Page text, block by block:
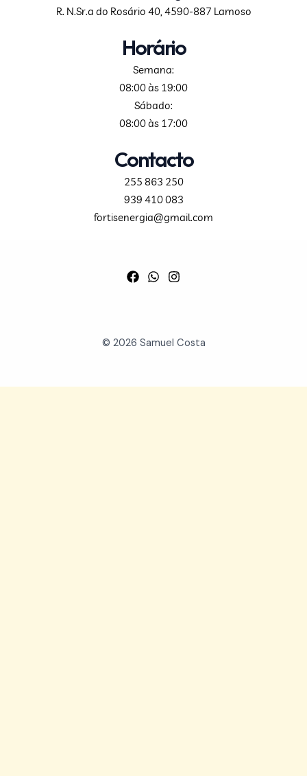
R. N.Sr.a do Rosário 40, 4590-887 Lamoso
Horário
Semana:
08:00 às 19:00
Sábado:
08:00 às 17:00
Contacto
255 863 250
939 410 083
fortisenergia@gmail.com
© 2026 Samuel Costa